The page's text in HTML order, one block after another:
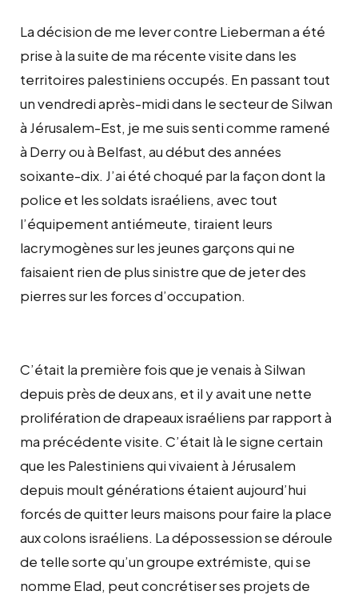
La décision de me lever contre Lieberman a été
prise à la suite de ma récente visite dans les
territoires palestiniens occupés. En passant tout
un vendredi après-midi dans le secteur de Silwan
à Jérusalem-Est, je me suis senti comme ramené
à Derry ou à Belfast, au début des années
soixante-dix. J’ai été choqué par la façon dont la
police et les soldats israéliens, avec tout
l’équipement antiémeute, tiraient leurs
lacrymogènes sur les jeunes garçons qui ne
faisaient rien de plus sinistre que de jeter des
pierres sur les forces d’occupation.
C’était la première fois que je venais à Silwan
depuis près de deux ans, et il y avait une nette
prolifération de drapeaux israéliens par rapport à
ma précédente visite. C’était là le signe certain
que les Palestiniens qui vivaient à Jérusalem
depuis moult générations étaient aujourd’hui
forcés de quitter leurs maisons pour faire la place
aux colons israéliens. La dépossession se déroule
de telle sorte qu’un groupe extrémiste, qui se
nomme Elad, peut concrétiser ses projets de